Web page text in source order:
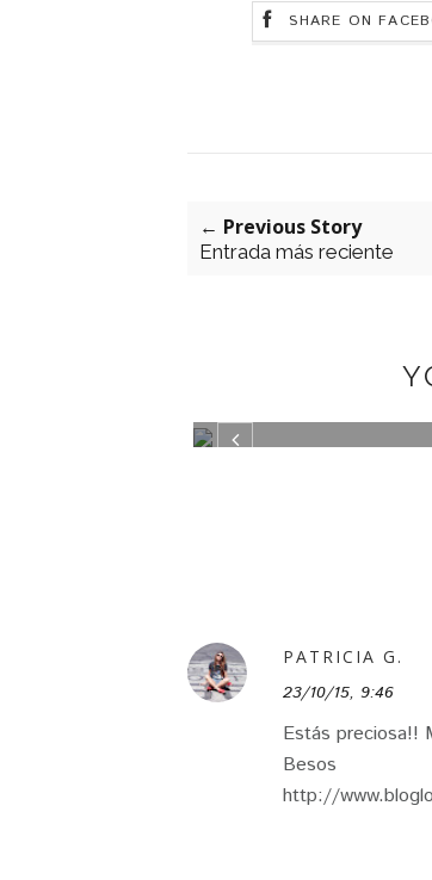
SHARE ON
← Previous Story
Entrada más reciente
PATRICIA G.
23/10/15, 9:46
Estás preciosa!!
Besos
http://